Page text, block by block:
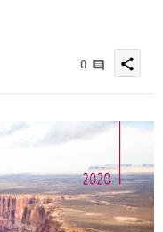
0 share